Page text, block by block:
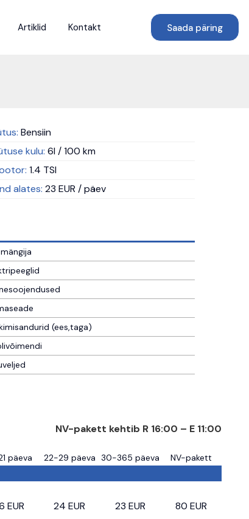
Artiklid Kontakt Saada päring
Bensiin
kulu: 6l / 100 km
1.4 TSI
alates: 23 EUR / päev
(ees,taga)
NV-pakett kehtib R 16:00 – E 11:00
päeva 22-29 päeva 30-365 päeva NV-pakett
EUR 24 EUR 23 EUR 80 EUR